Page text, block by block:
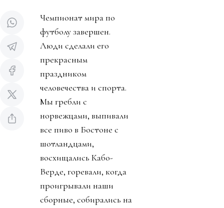
Чемпионат мира по
футболу завершен.
Люди сделали его
прекрасным
праздником
человечества и спорта.
Мы гребли с
норвежцами, выпивали
все пиво в Бостоне с
шотландцами,
восхищались Кабо-
Верде, горевали, когда
проигрывали наши
сборные, собирались на